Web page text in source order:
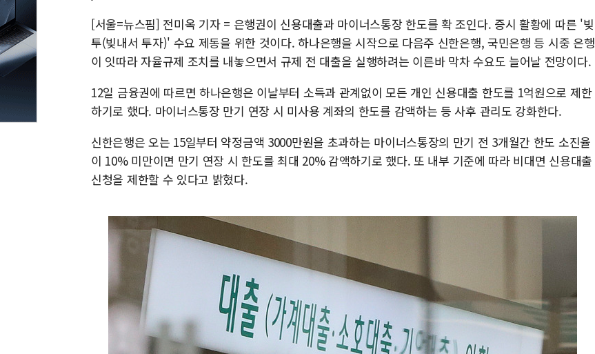
[서울=뉴스핌] 전미옥 기자 = 은행권이 신용대출과 마이너스통장 한도를 확 조인다. 증시 활황에 따른 '빚
투(빚내서 투자)' 수요 제동을 위한 것이다. 하나은행을 시작으로 다음주 신한은행, 국민은행 등 시중 은행
이 잇따라 자율규제 조치를 내놓으면서 규제 전 대출을 실행하려는 이른바 막차 수요도 늘어날 전망이다.
12일 금융권에 따르면 하나은행은 이날부터 소득과 관계없이 모든 개인 신용대출 한도를 1억원으로 제한
하기로 했다. 마이너스통장 만기 연장 시 미사용 계좌의 한도를 감액하는 등 사후 관리도 강화한다.
신한은행은 오는 15일부터 약정금액 3000만원을 초과하는 마이너스통장의 만기 전 3개월간 한도 소진율
이 10% 미만이면 만기 연장 시 한도를 최대 20% 감액하기로 했다. 또 내부 기준에 따라 비대면 신용대출
신청을 제한할 수 있다고 밝혔다.